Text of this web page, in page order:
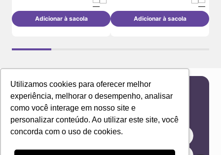
Utilizamos cookies para oferecer melhor
experiência, melhorar o desempenho, analisar
como você interage em nosso site e
personalizar conteúdo. Ao utilizar este site, você
concorda com o uso de cookies.
Adicionar à sacola Adicionar à sacola
Newsletter
Receba novidades e ofertas exclusivas em seu
e-mail!